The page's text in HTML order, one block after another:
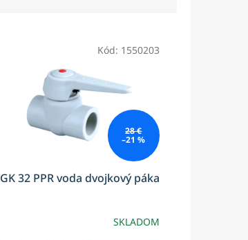
28 €
–21 %
GK 32 PPR voda dvojkový páka
SKLADOM
Kód: 1550203